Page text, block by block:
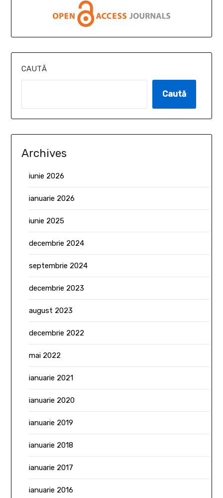
CAUTĂ
Caută
Archives
iunie 2026
ianuarie 2026
iunie 2025
decembrie 2024
septembrie 2024
decembrie 2023
august 2023
decembrie 2022
mai 2022
ianuarie 2021
ianuarie 2020
ianuarie 2019
ianuarie 2018
ianuarie 2017
ianuarie 2016